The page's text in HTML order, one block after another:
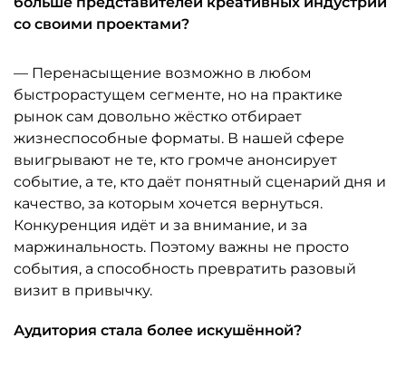
со своими проектами?
— Перенасыщение возможно в любом
быстрорастущем сегменте, но на практике
рынок сам довольно жёстко отбирает
жизнеспособные форматы. В нашей сфере
выигрывают не те, кто громче анонсирует
событие, а те, кто даёт понятный сценарий дня и
качество, за которым хочется вернуться.
Конкуренция идёт и за внимание, и за
маржинальность. Поэтому важны не просто
события, а способность превратить разовый
визит в привычку.
Аудитория стала более искушённой?